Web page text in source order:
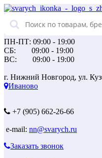
ПН-ПТ: 09:00 - 19:00
СБ: 09:00 - 19:00
ВС: 09:00 - 19:00
г. Нижний Новгород, ул.
Иваново
+7 (905) 662-26-66
e-mail: nn@svarych.ru
Заказать звонок